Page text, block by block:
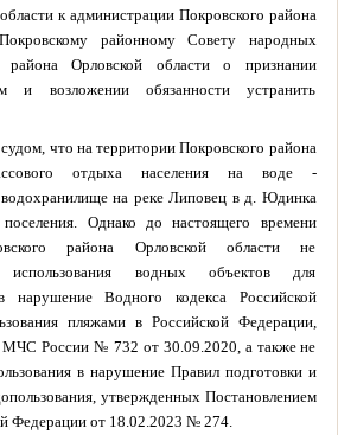
к администрации Покровского района
районному Совету народных
района Орловской области о признании
и возложении обязанности устранить
что на территории Покровского района
отдыха населения на воде -
на реке Липовец в д. Юдинка
поселения. Однако до настоящего времени
района Орловской области не
водных объектов для
нарушение Водного кодекса Российской
пляжами в Российской Федерации,
России № 732 от 30.09.2020, а также не
в нарушение Правил подготовки и
утвержденных Постановлением
Федерации от 18.02.2023 № 274.